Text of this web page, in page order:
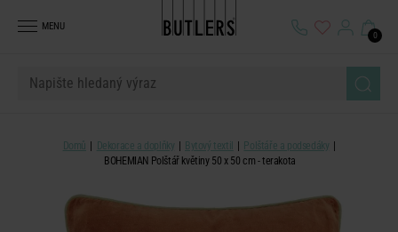
MENU
0
Domů Dekorace a doplňky Bytový textil
Polštáře a podsedáky
BOHEMIAN Polštář květiny 50 x 50 cm - terakota